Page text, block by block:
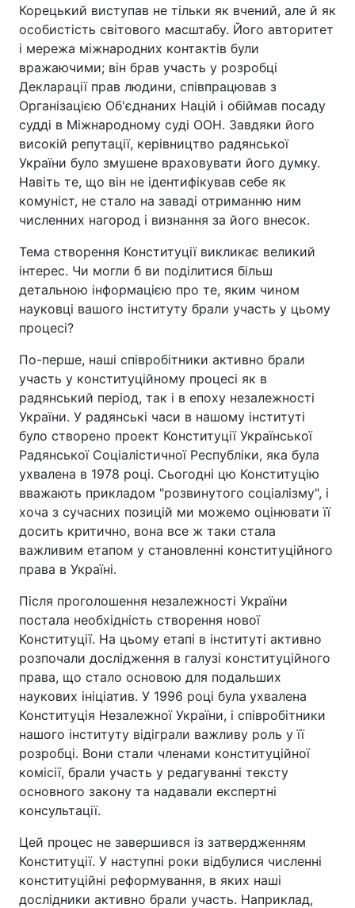
Корецький виступав не тільки як вчений, але й як
особистість світового масштабу. Його авторитет
і мережа міжнародних контактів були
вражаючими; він брав участь у розробці
Декларації прав людини, співпрацював з
Організацією Об'єднаних Націй і обіймав посаду
судді в Міжнародному суді ООН. Завдяки його
високій репутації, керівництво радянської
України було змушене враховувати його думку.
Навіть те, що він не ідентифікував себе як
комуніст, не стало на заваді отриманню ним
численних нагород і визнання за його внесок.
Тема створення Конституції викликає великий
інтерес. Чи могли б ви поділитися більш
детальною інформацією про те, яким чином
науковці вашого інституту брали участь у цьому
процесі?
По-перше, наші співробітники активно брали
участь у конституційному процесі як в
радянський період, так і в епоху незалежності
України. У радянські часи в нашому інституті
було створено проект Конституції Української
Радянської Соціалістичної Республіки, яка була
ухвалена в 1978 році. Сьогодні цю Конституцію
вважають прикладом "розвинутого соціалізму", і
хоча з сучасних позицій ми можемо оцінювати її
досить критично, вона все ж таки стала
важливим етапом у становленні конституційного
права в Україні.
Після проголошення незалежності України
постала необхідність створення нової
Конституції. На цьому етапі в інституті активно
розпочали дослідження в галузі конституційного
права, що стало основою для подальших
наукових ініціатив. У 1996 році була ухвалена
Конституція Незалежної України, і співробітники
нашого інституту відіграли важливу роль у її
розробці. Вони стали членами конституційної
комісії, брали участь у редагуванні тексту
основного закону та надавали експертні
консультації.
Цей процес не завершився із затвердженням
Конституції. У наступні роки відбулися численні
конституційні реформування, в яких наші
дослідники активно брали участь. Наприклад,